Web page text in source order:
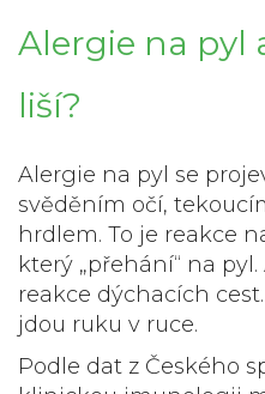
Alergie na pyl
liší?
Alergie na pyl se
svěděním očí,
hrdlem. To je reakce
který „přehání“ na
reakce dýchacích
jdou ruku v ruce.
Podle dat z Českého